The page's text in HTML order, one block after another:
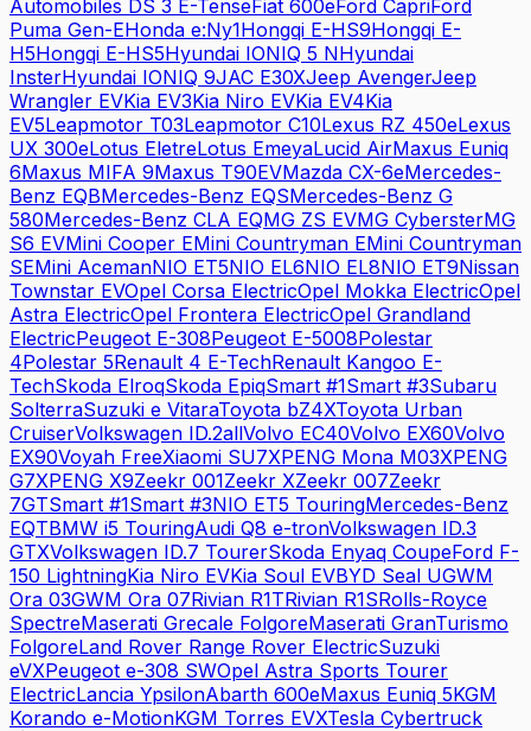
Automobiles DS 3 E-TenseFiat 600eFord CapriFord
Puma Gen-EHonda e:Ny1Hongqi E-HS9Hongqi E-
H5Hongqi E-HS5Hyundai IONIQ 5 NHyundai
InsterHyundai IONIQ 9JAC E30XJeep AvengerJeep
Wrangler EVKia EV3Kia Niro EVKia EV4Kia
EV5Leapmotor T03Leapmotor C10Lexus RZ 450eLexus
UX 300eLotus EletreLotus EmeyaLucid AirMaxus Euniq
6Maxus MIFA 9Maxus T90EVMazda CX-6eMercedes-
Benz EQBMercedes-Benz EQSMercedes-Benz G
580Mercedes-Benz CLA EQMG ZS EVMG CybersterMG
S6 EVMini Cooper EMini Countryman EMini Countryman
SEMini AcemanNIO ET5NIO EL6NIO EL8NIO ET9Nissan
Townstar EVOpel Corsa ElectricOpel Mokka ElectricOpel
Astra ElectricOpel Frontera ElectricOpel Grandland
ElectricPeugeot E-308Peugeot E-5008Polestar
4Polestar 5Renault 4 E-TechRenault Kangoo E-
TechSkoda ElroqSkoda EpiqSmart #1Smart #3Subaru
SolterraSuzuki e VitaraToyota bZ4XToyota Urban
CruiserVolkswagen ID.2allVolvo EC40Volvo EX60Volvo
EX90Voyah FreeXiaomi SU7XPENG Mona M03XPENG
G7XPENG X9Zeekr 001Zeekr XZeekr 007Zeekr
7GTSmart #1Smart #3NIO ET5 TouringMercedes-Benz
EQTBMW i5 TouringAudi Q8 e-tronVolkswagen ID.3
GTXVolkswagen ID.7 TourerSkoda Enyaq CoupeFord F-
150 LightningKia Niro EVKia Soul EVBYD Seal UGWM
Ora 03GWM Ora 07Rivian R1TRivian R1SRolls-Royce
SpectreMaserati Grecale FolgoreMaserati GranTurismo
FolgoreLand Rover Range Rover ElectricSuzuki
eVXPeugeot e-308 SWOpel Astra Sports Tourer
ElectricLancia YpsilonAbarth 600eMaxus Euniq 5KGM
Korando e-MotionKGM Torres EVXTesla Cybertruck